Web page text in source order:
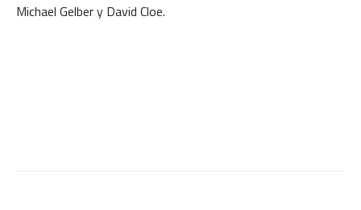
Michael Gelber y David Cloe.